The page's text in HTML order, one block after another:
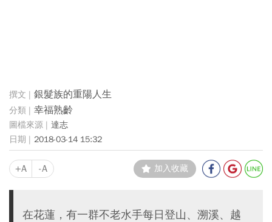
銀髮族的重陽人生
幸福熟齡
達志
2018-03-14 15:32
+A -A 加入收藏
在花蓮，有一群不老水手每日登山、溯溪、越